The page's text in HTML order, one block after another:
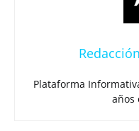
Plataforma
años